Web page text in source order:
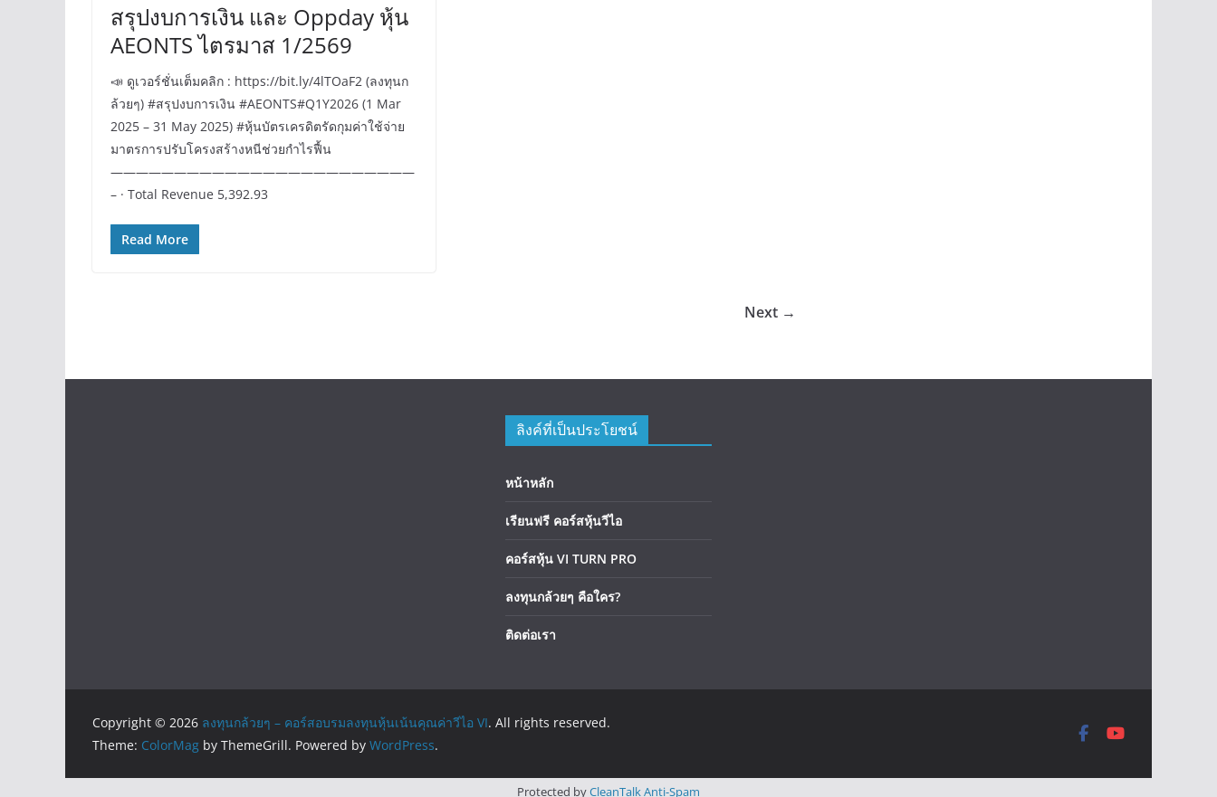
สรุปงบการเงิน และ Oppday หุ้น
AEONTS ไตรมาส 1/2569
📣 ดูเวอร์ชั่นเต็มคลิก : https://bit.ly/4lTOaF2 (ลงทุนก
ล้วยๆ) #สรุปงบการเงิน #AEONTS#Q1Y2026 (1 Mar
2025 – 31 May 2025) #หุ้นบัตรเครดิตรัดกุมค่าใช้จ่าย
มาตรการปรับโครงสร้างหนีช่วยกำไรฟื้น
————————————————————————
– · Total Revenue 5,392.93
Read More
Next →
ลิงค์ที่เป็นประโยชน์
หน้าหลัก
เรียนฟรี คอร์สหุ้นวีไอ
คอร์สหุ้น VI TURN PRO
ลงทุนกล้วยๆ คือใคร?
ติดต่อเรา
Copyright © 2026 ลงทุนกล้วยๆ – คอร์สอบรมลงทุนหุ้นเน้นคุณค่าวีไอ VI. All rights reserved.
Theme: ColorMag by ThemeGrill. Powered by WordPress.
Protected byCleanTalk Anti-Spam